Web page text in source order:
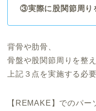
③実際に股関節周り
背骨や肋骨、
骨盤や股関節周りを整え
上記３点を実施する必
【REMAKE】でのパー